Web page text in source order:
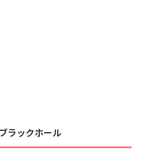
ラックホール